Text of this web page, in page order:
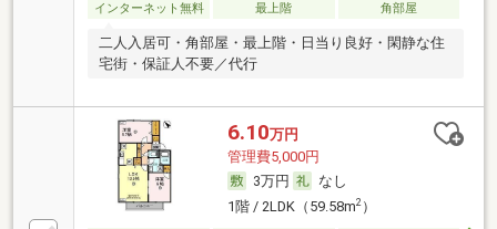
インターネット無料
最上階 角部屋
二人入居可・角部屋・最上階・日当り良好・閑静な住
宅街・保証人不要／代行
6.10万円
管理費5,000円
3万円
なし
1階 / 2LDK（59.58m2）